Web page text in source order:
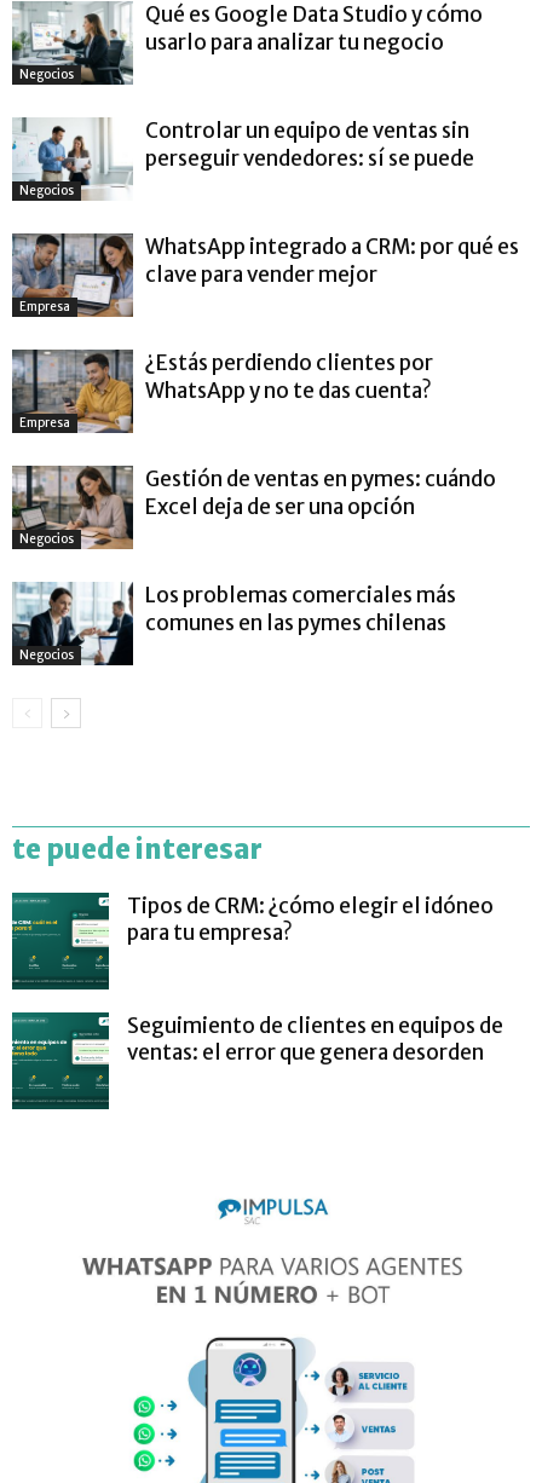
Negocios
Qué es Google Data Studio y cómo
usarlo para analizar tu negocio
Negocios
Controlar un equipo de ventas sin
perseguir vendedores: sí se puede
Empresa
WhatsApp integrado a CRM: por qué es
clave para vender mejor
Empresa
¿Estás perdiendo clientes por
WhatsApp y no te das cuenta?
Negocios
Gestión de ventas en pymes: cuándo
Excel deja de ser una opción
Negocios
Los problemas comerciales más
comunes en las pymes chilenas
te puede interesar
Tipos de CRM: ¿cómo elegir el idóneo
para tu empresa?
Seguimiento de clientes en equipos de
ventas: el error que genera desorden